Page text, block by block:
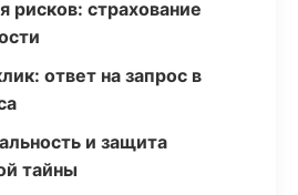
рисков: страхование
ответ на запрос в
и защита
тайны